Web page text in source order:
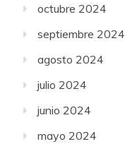
octubre 2024
septiembre 2024
agosto 2024
julio 2024
junio 2024
mayo 2024